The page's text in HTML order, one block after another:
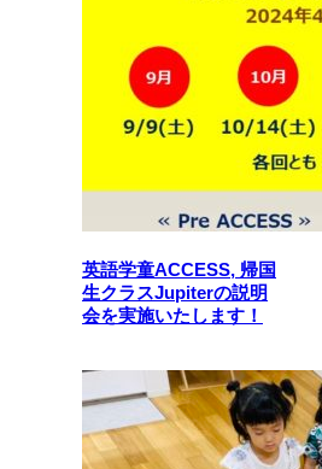
英語学童ACCESS, 帰国
生クラスJupiterの説明
会を実施いたします！